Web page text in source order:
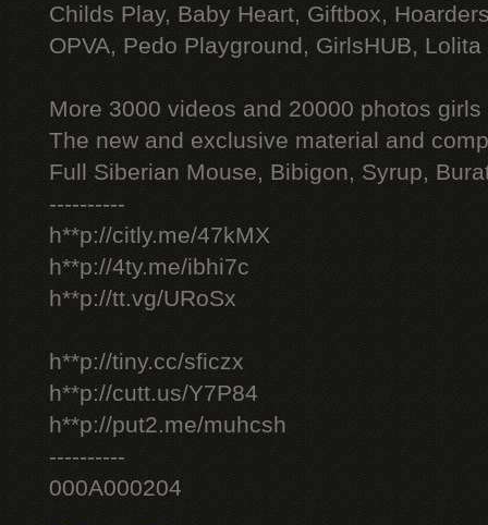
Childs Play, Baby Heart, Giftbox,
OPVA, Pedo Playground, GirlsHUB, Lolita
More 3000 videos and 20000 photos
The new and exclusive material and
Full Siberian Mouse, Bibigon, Syrup,
----------
h**p://citly.me/47kMX
h**p://4ty.me/ibhi7c
h**p://tt.vg/URoSx
h**p://tiny.cc/sficzx
h**p://cutt.us/Y7P84
h**p://put2.me/muhcsh
----------
000A000204